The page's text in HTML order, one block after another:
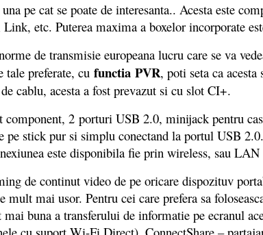
pe cat se poate de interesanta.. Acesta este
etc. Puterea maxima a boxelor incorporate
de transmisie europeana lucru care se va
preferate, cu functia PVR, poti seta ca
cablu, acesta a fost prevazut si cu slot CI+.
2 porturi USB 2.0, minijack pentru
stick pur si simplu conectand la portul USB
este disponibila fie prin wireless, sau
de continut video de pe oricare dispozituv
mai usor. Pentru cei care prefera sa
buna a transferului de informatie pe ecranul